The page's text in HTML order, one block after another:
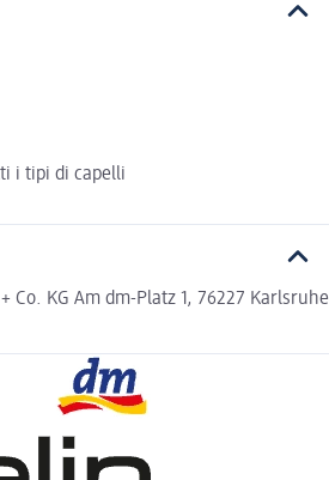
i tipi di capelli
Co. KG Am dm-Platz 1, 76227 Karlsruhe